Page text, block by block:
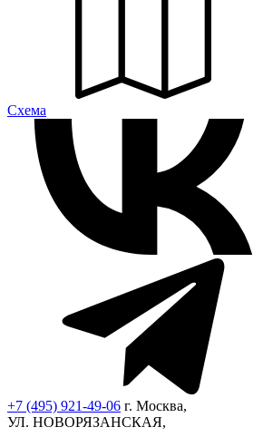
Cхема
+7 (495) 921-49-06 г. Москва,
УЛ. НОВОРЯЗАНСКАЯ,